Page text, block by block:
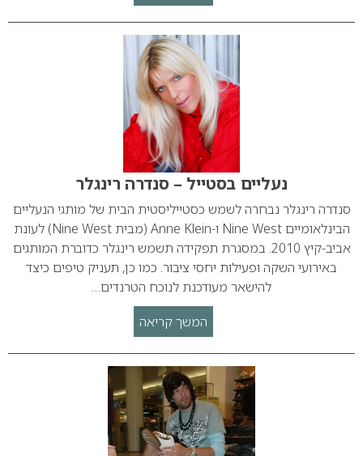
נעליים בסטייל – סנדרה רינגלר
סנדרה רינגלר נבחרה לשמש כסטייליסטית הבית של מותגי הנעליים
הבינלאומיים Nine West ו-Anne Klein (מבית Nine West) לעונת
אביב-קיץ 2010. במסגרת תפקידה תשמש רינגלר כדוברת המותגים
באירועי השקה ופעילות יחסי ציבור. כמו כן, תעניק טיפים כיצד
להישאר מעודכנת לנוכח הטרנדים…
המשך קריאה